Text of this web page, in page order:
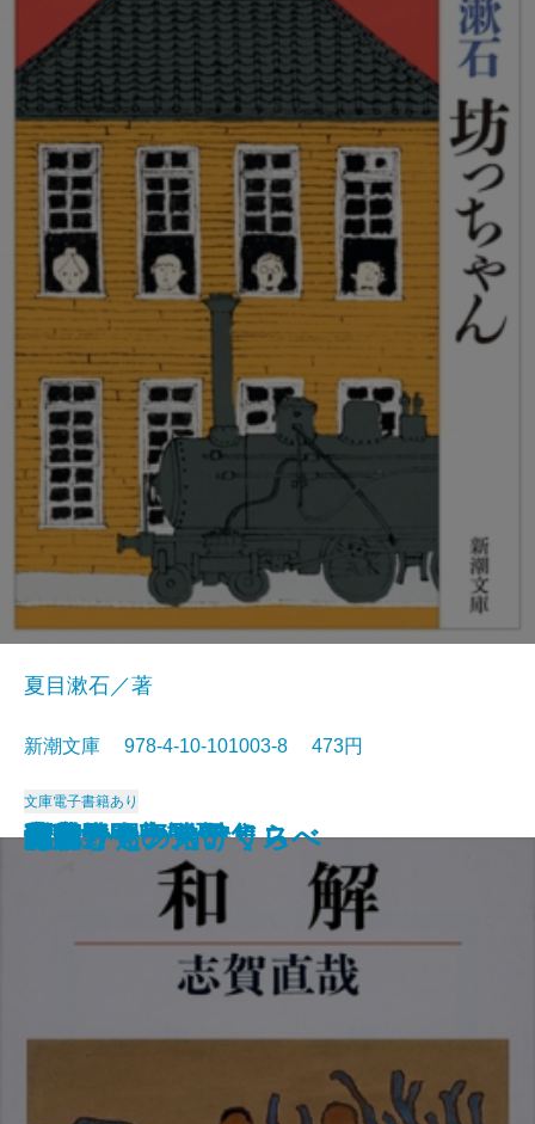
猟銃・闘牛
ヴェルレーヌ詩集
草枕
斜陽
高村光太郎詩集
歌行燈・高野聖
土
真実一路
老妓抄
坊っちゃん
夏目漱石／著
新潮文庫 978-4-10-101003-8 473円
文庫電子書籍あり
和解
ヰタ・セクスアリス
出家とその弟子
にごりえ・たけくらべ
武蔵野
白痴
青年
雁
それから
門